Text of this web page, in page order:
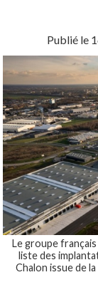
Publié le
Le groupe
liste des
Chalon issue de